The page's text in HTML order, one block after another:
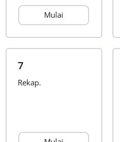
Mulai
7
Rekap.